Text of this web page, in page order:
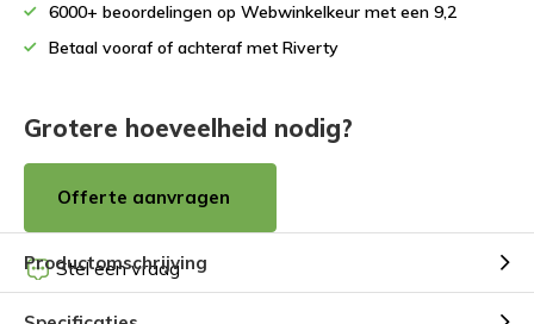
6000+ beoordelingen op Webwinkelkeur met een 9,2
Betaal vooraf of achteraf met Riverty
Grotere hoeveelheid nodig?
Offerte aanvragen
Stel een vraag
Productomschrijving